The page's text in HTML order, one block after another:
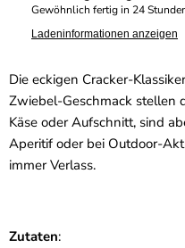
Gewöhnlich fertig in 24
Ladeninformationen anzeigen
Die eckigen Cracker-
Zwiebel-Geschmack stellen
Käse oder Aufschnitt, sind
Aperitif oder bei Outdoor-
immer Verlass.
Zutaten: